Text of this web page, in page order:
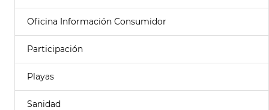
Oficina Información Consumidor
Participación
Playas
Sanidad